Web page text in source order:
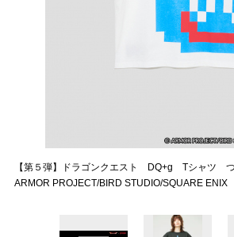
【第５弾】ドラゴンクエスト DQ+g Tシャツ
ARMOR PROJECT/BIRD STUDIO/SQUARE ENIX